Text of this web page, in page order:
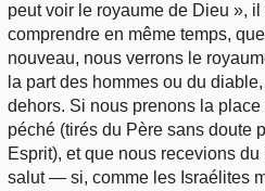
peut voir le royaume de Dieu »,
comprendre en même temps,
nouveau, nous verrons le
la part des hommes ou du
dehors. Si nous prenons la
péché (tirés du Père sans doute
Esprit), et que nous recevions
salut — si, comme les Israélites